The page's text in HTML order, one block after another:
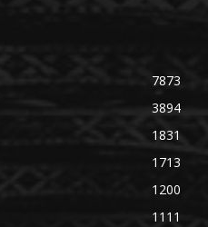
7873
3894
1831
1713
1200
1111